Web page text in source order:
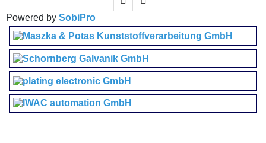
Powered by SobiPro